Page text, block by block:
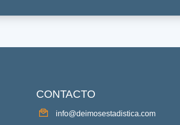
CONTACTO
info@deimosestadistica.com